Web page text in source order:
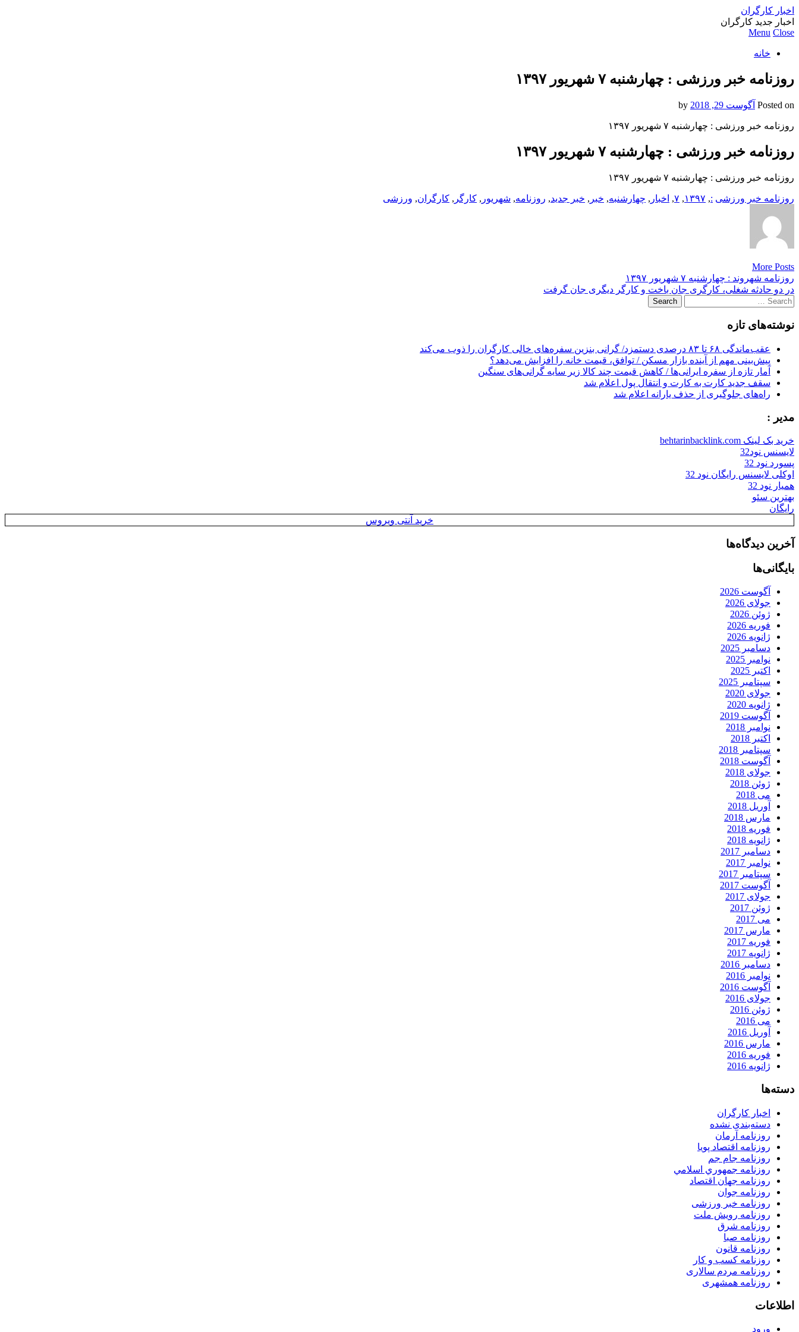
اخبار کارگران
اخبار جدید کارگران
Menu Close
خانه
روزنامه خبر ورزشى : چهارشنبه ۷ شهريور ۱۳۹۷
Posted on آگوست 29, 2018
روزنامه خبر ورزشى : چهارشنبه ۷ شهريور ۱۳۹۷
روزنامه خبر ورزشى : چهارشنبه ۷ شهريور ۱۳۹۷
روزنامه خبر ورزشى : چهارشنبه ۷ شهريور ۱۳۹۷
روزنامه خبر ورزشى :
, ۱۳۹۷, ۷, اخبار , چهارشنبه, خبر , خبر جدید, روزنامه, شهريور , کارگر , کارگران, ورزشى
More Posts
Post
navigation
روزنامه شهروند : چهارشنبه ۷ شهريور ۱۳۹۷
در دو حادثه شغلی، کارگری جان باخت و کارگر دیگری جان گرفت
Search
for:
نوشته‌های تازه
عقب‌ماندگی ۶۸ تا ۸۳ درصدی دستمزد/ گرانی بنزین سفره‌های خالی کارگران را ذوب می‌کند
پیش‌بینی مهم از آینده بازار مسکن / توافق، قیمت خانه را افزایش می‌دهد؟
آمار تازه از سفره ایرانی‌ها / کاهش قیمت چند کالا زیر سایه گرانی‌های سنگین
سقف جدید کارت به کارت و انتقال پول اعلام شد
راه‌های جلوگیری از حذف یارانه اعلام شد
مدیر :
خرید بک لینک behtarinbacklink.com
لایسنس نود32
پسورد نود 32
اوکلی لایسنس رایگان نود 32
همیار نود 32
بهترین سئو
رایگان
خرید آنتی ویروس
آخرین دیدگاه‌ها
بایگانی‌ها
آگوست 2026
جولای 2026
ژوئن 2026
فوریه 2026
ژانویه 2026
دسامبر 2025
نوامبر 2025
اکتبر 2025
سپتامبر 2025
جولای 2020
ژانویه 2020
آگوست 2019
نوامبر 2018
اکتبر 2018
سپتامبر 2018
آگوست 2018
جولای 2018
ژوئن 2018
می 2018
آوریل 2018
مارس 2018
فوریه 2018
ژانویه 2018
دسامبر 2017
نوامبر 2017
سپتامبر 2017
آگوست 2017
جولای 2017
ژوئن 2017
می 2017
مارس 2017
فوریه 2017
ژانویه 2017
دسامبر 2016
نوامبر 2016
آگوست 2016
جولای 2016
ژوئن 2016
می 2016
آوریل 2016
مارس 2016
فوریه 2016
ژانویه 2016
دسته‌ها
اخبار کارگران
دسته‌بندی نشده
روزنامه آرمان
روزنامه اقتصاد پویا
روزنامه جام جم
روزنامه جمهوري اسلامي
روزنامه جهان اقتصاد
روزنامه جوان
روزنامه خبر ورزشى
روزنامه رویش ملت
روزنامه شرق
روزنامه صبا
روزنامه قانون
روزنامه كسب و كار
روزنامه مردم سالاری
روزنامه همشهری
اطلاعات
ورود